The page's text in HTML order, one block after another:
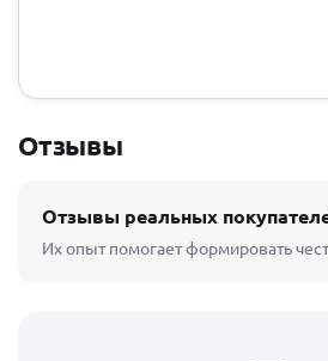
Отзывы
Отзывы реальных
Их опыт помогает формировать